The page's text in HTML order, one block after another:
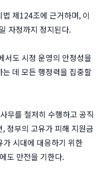
제124조에 근거하며, 이
자정까지 정지된다.
서도 시정 운영의 안정성을
데 모든 행정력을 집중할
무를 철저히 수행하고 공직
정부의 고유가 피해 지원금
시대에 대응하기 위한
도 만전을 기한다.